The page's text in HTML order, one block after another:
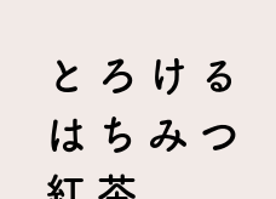
とろける
はちみつ